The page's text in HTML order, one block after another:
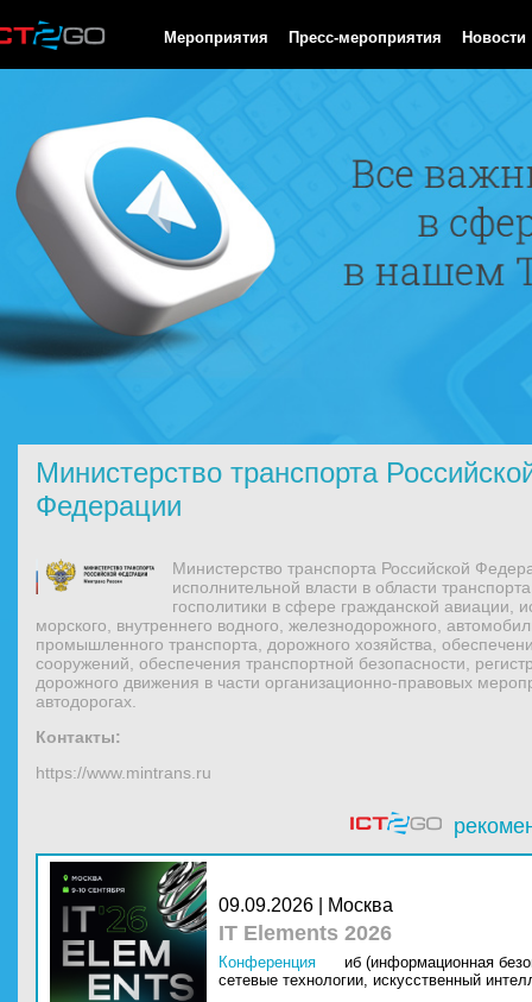
Мероприятия Пресс-мероприятия Новости
Министерство транспорта
Федерации
Министерство транспорта Российской
исполнительной власти в области
госполитики в сфере гражданской авиации,
морского, внутреннего водного, железнодорожного,
промышленного транспорта, дорожного хозяйства,
сооружений, обеспечения транспортной безопасности,
дорожного движения в части организационно-правовых
автодорогах.
Контакты:
https://www.mintrans.ru
09.09.2026 | Москва
IT Elements 2026
Конференция
иб (информационная
сетевые технологии, искусственный